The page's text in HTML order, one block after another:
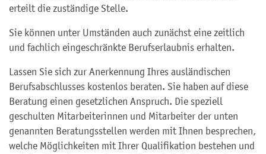
erteilt die zuständige Stelle.
Sie können unter Umständen auch zunächst eine zeitlich
und fachlich eingeschränkte Berufserlaubnis erhalten.
Lassen Sie sich zur Anerkennung Ihres ausländischen
Berufsabschlusses kostenlos beraten. Sie haben auf diese
Beratung einen gesetzlichen Anspruch. Die speziell
geschulten Mitarbeiterinnen und Mitarbeiter der unten
genannten Beratungsstellen werden mit Ihnen besprechen,
welche Möglichkeiten mit Ihrer Qualifikation bestehen und